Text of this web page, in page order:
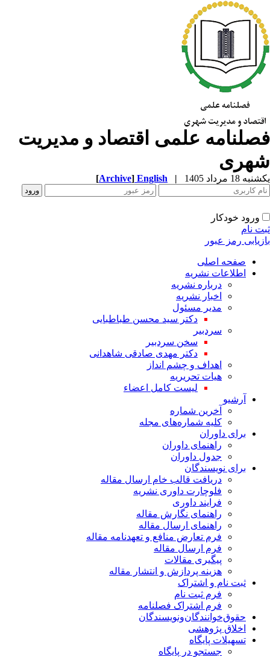
علمی اقتصاد و مدیریت
18 مرداد 1405 |
English
[Archive]
ورود خودکار
نام
رمز عبور
صفحه اصلی
اطلاعات نشریه
درباره نشریه
اخبار نشریه
مدیر مسئول
دکتر سید محسن طباطبایی
سردبیر
سخن سردبیر
دکتر مهدی صادقی شاهدانی
اهداف و چشم انداز
هیات تحریریه
لیست کامل اعضاء
آرشیو
آخرین شماره
کلیه شماره‌های مجله
برای داوران
راهنمای داوران
جدول داوران
برای نویسندگان
دریافت قالب خام ارسال مقاله
فلوچارت داوری نشریه
فرایند داوری
راهنمای نگارش مقاله
راهنمای ارسال مقاله
فرم تعارض منافع و تعهدنامه مقاله
فرم ارسال مقاله
پیگیری مقالات
هزینه پردازش و انتشار مقاله
ثبت نام و اشتراک
فرم ثبت نام
فرم اشتراک فصلنامه
حقوق‌خوانندگان‌و‌نویسندگان
اخلاق پژوهشی
تسهیلات پایگاه
جستجو در پایگاه